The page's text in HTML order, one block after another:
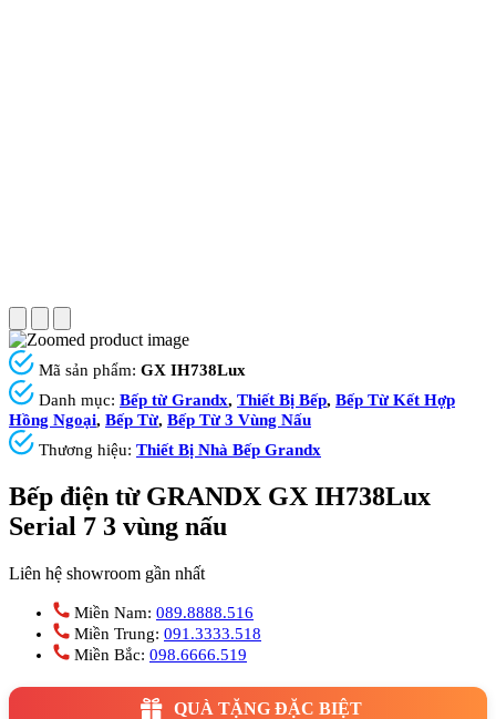
Mã sản phẩm: GX IH738Lux
Danh mục: Bếp từ Grandx, Thiết Bị Bếp, Bếp Từ Kết Hợp
Hồng Ngoại, Bếp Từ, Bếp Từ 3 Vùng Nấu
Thương hiệu: Thiết Bị Nhà Bếp Grandx
Bếp điện từ GRANDX GX IH738Lux
Serial 7 3 vùng nấu
Liên hệ showroom gần nhất
Miền Nam: 089.8888.516
Miền Trung: 091.3333.518
Miền Bắc: 098.6666.519
QUÀ TẶNG ĐẶC BIỆT